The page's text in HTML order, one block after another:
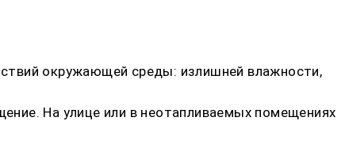
окружающей среды: излишней влажности,
На улице или в неотапливаемых помещениях